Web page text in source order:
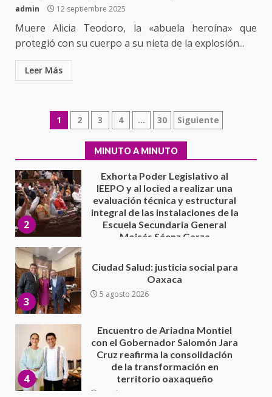
admin 12 septiembre 2025
Muere Alicia Teodoro, la «abuela heroína» que
protegió con su cuerpo a su nieta de la explosión...
Leer Más
Paginación
entradas
1 2 3 4 … 30 Siguiente
MINUTO A MINUTO
16 julio 2026
1
Avanza con orden y tranquilidad
el proceso electoral
extraordinario de Santiago
IEEPO y al Iocied a realizar una
evaluación técnica y estructural
Escuela Secundaria General
Moisés Sáenz Garza
5 agosto 2026
3
Ciudad Salud: justicia social para
Oaxaca
5 agosto 2026
4
con el Gobernador Salomón Jara
Cruz reafirma la consolidación
de la transformación en
5
Secretaría de Gobierno refuerza
presencia institucional en San
Juan Mazatlán
20 julio 2026